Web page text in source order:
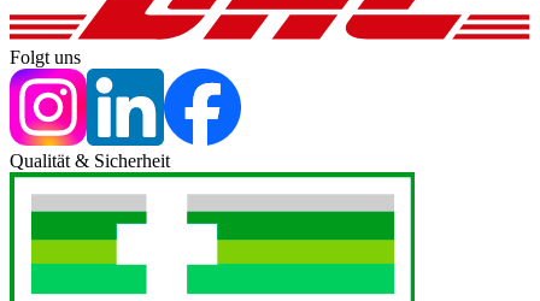
Folgt uns
Qualität & Sicherheit